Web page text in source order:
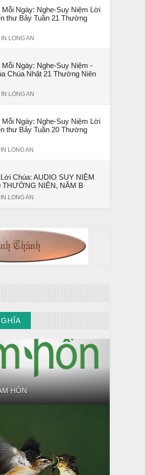
Ngày: Nghe-Suy Niệm Lời
thư Bảy Tuần 21 Thường
IN LONG AN
Ngày: Nghe-Suy Niệm -
Chúa Nhật 21 Thường Niên
IN LONG AN
Ngày: Nghe-Suy Niệm Lời
thư Bảy Tuần 20 Thường
LONG AN
Chúa: AUDIO SUY NIỆM
THƯỜNG NIÊN, NĂM B
LONG AN
// VIEW MORE BY CHUYỆN Ý NGHĨA
HỒN